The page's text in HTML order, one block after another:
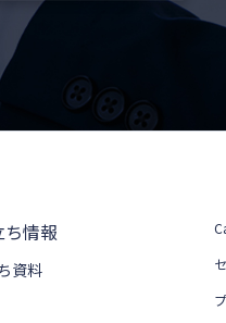
ち情報
資料